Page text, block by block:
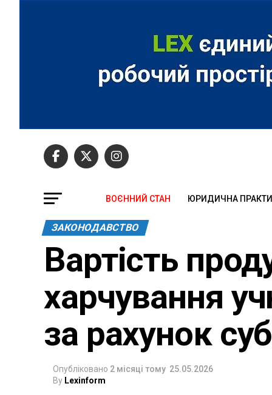
ВОЄННИЙ СТАН ЮРИДИЧНА
ЗАКОНОДАВСТВО
Вартість
харчування
за рахунок
Опубліковано 2 місяці тому 25.05.2026
By Lexinform